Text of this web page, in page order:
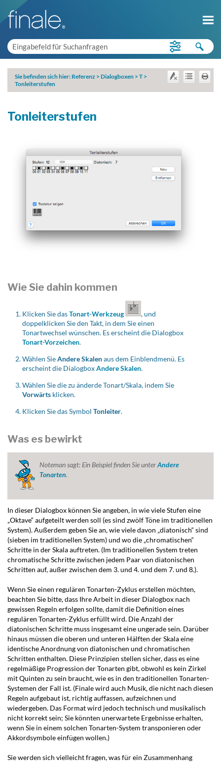
Sie befinden sich hier: Referenz > Dialogboxen > T >
Tonleiterstufen
Tonleiterstufen
Wie Sie dahin kommen
Klicken Sie dasTonart-Werkzeug
, und
doppelklicken Sie den Takt, in dem Sie einen
Tonartwechsel wünschen. Es erscheint die Dialogbox
Tonart-Vorzeichen.
Wählen SieAndere Skalenaus dem Einblendmenü. Es
erscheint die DialogboxAndere Skalen.
Wählen Sie die zu änderde Tonart/Skala, indem Sie
Vorwärts klicken.
Klicken Sie das Symbol Tonleiter.
Was es bewirkt
Noteman sagt: Ein Beispiel finden Sie unterAndere
Tonarten.
In dieser Dialogbox können Sie angeben, in wie viele Stufen eine
„Oktave“ aufgeteilt werden soll (es sind zwölf Töne im traditionellen
System). Außerdem geben Sie an, wie viele davon „diatonisch“ sind
(sieben im traditionellen System) und wo die „chromatischen“
Schritte in der Skala auftreten. (Im traditionellen System treten
chromatische Schritte zwischen jedem Paar von diatonischen
Schritten auf, außer zwischen dem 3. und 4. und dem 7. und 8.).
Wenn Sie einen regulären Tonarten-Zyklus erstellen möchten,
beachten Sie bitte, dass Ihre Arbeit in dieser Dialogbox nach
gewissen Regeln erfolgen sollte, damit die Definition eines
regulären Tonarten-Zyklus erfüllt wird. Die Anzahl der
diatonischen Schritte muss insgesamt eine ungerade sein. Darüber
hinaus müssen die oberen und unteren Hälften der Skala eine
identische Anordnung von diatonischen und chromatischen
Schritten enthalten. Diese Prinzipien stellen sicher, dass es eine
regelmäßige Progression der Tonarten gibt, obwohl es kein Zirkel
mit Quinten zu sein braucht, wie es in den traditionellen Tonarten-
Systemen der Fall ist. (Finale wird auch Musik, die nicht nach diesen
Regeln aufgebaut ist, richtig auffassen, aufzeichnen und
wiedergeben. Das Format wird jedoch technisch und musikalisch
nicht korrekt sein; Sie könnten unerwartete Ergebnisse erhalten,
wenn Sie in einem solchen Tonarten-System transponieren oder
Akkordsymbole einfügen wollen.)
Sie werden sich vielleicht fragen, was für ein Zusammenhang